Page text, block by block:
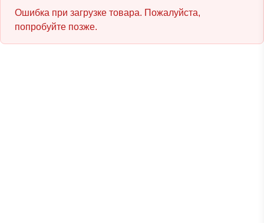
Ошибка при загрузке товара. Пожалуйста,
попробуйте позже.